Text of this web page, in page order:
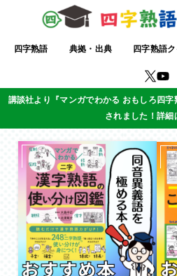
四字熟語 典拠・出典 四字熟語
講談社より『マンガでわかる おもしろ四
されました！詳細